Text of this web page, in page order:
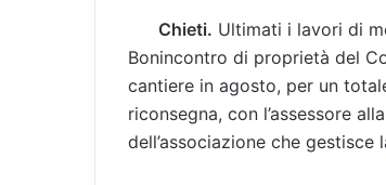
Chieti. Ultimati i lavori di
Bonincontro di proprietà del
cantiere in agosto, per un
riconsegna, con l’assessore
dell’associazione che